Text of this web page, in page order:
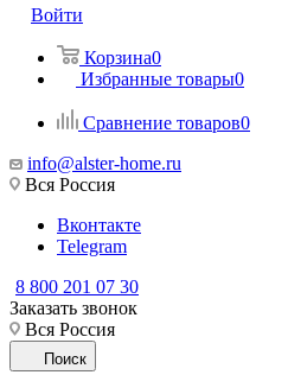
Войти
Корзина0
Избранные товары0
Сравнение товаров0
info@alster-home.ru
Вся Россия
Вконтакте
Telegram
8 800 201 07 30
Заказать звонок
Вся Россия
Поиск